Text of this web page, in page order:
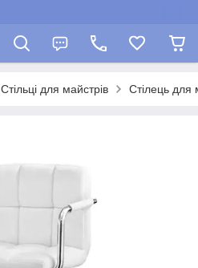
Стільці для майстрів Стілець для